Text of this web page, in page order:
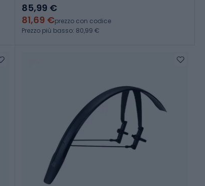
85,99 €
81,69 €prezzo con codice
Prezzo più basso: 80,99 €